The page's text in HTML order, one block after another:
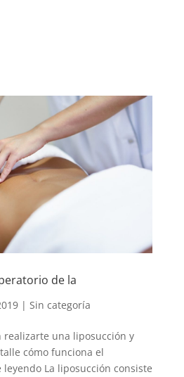
de la
| Sin categoría
realizarte una liposucción y
cómo funciona el
La liposucción consiste